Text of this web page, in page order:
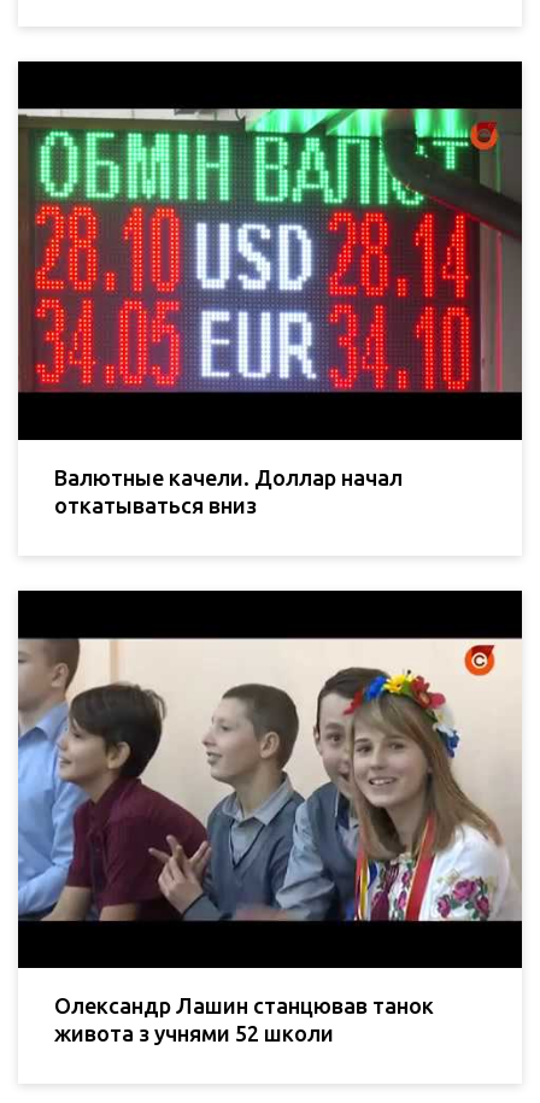
Валютные качели. Доллар начал
откатываться вниз
Олександр Лашин станцював танок
живота з учнями 52 школи